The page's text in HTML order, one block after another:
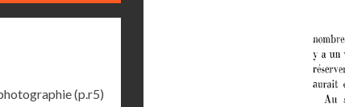
(p.r5)